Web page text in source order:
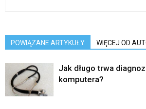
POWIĄZANE ARTYKUŁY WIĘCEJ OD
Jak długo trwa
komputera?